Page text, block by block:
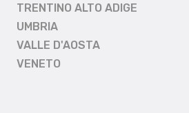
TRENTINO ALTO ADIGE
UMBRIA
VALLE D'AOSTA
VENETO